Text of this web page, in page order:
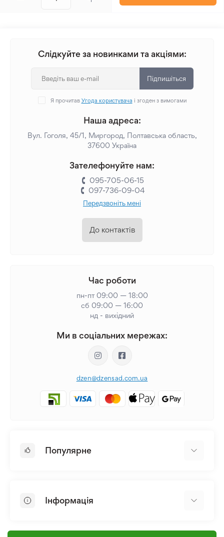
Слідкуйте за новинками та акціями:
Підпишіться
Я прочитав Угода користувача і згоден з вимогами
Наша адреса:
Вул. Гоголя, 45/1, Миргород, Полтавська область,
37600 Україна
Зателефонуйте нам:
095-705-06-15
097-736-09-04
Передзвоніть мені
До контактів
Час роботи
пн-пт 09:00 — 18:00
сб 09:00 — 16:00
нд - вихідний
Ми в соціальних мережах:
dzen@dzensad.com.ua
Популярне
Лілія
Насіння
Інформація